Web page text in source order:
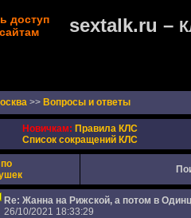
доступ
sextalk.ru –
>> Вопросы и ответы
Новичкам: Правила КЛС
Список сокращений КЛС
Re: Жанна на Рижской, а потом в
26/10/2021 18:33:29